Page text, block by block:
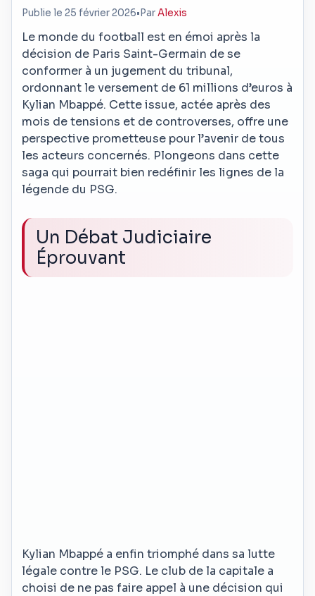
Publie le 25 février 2026• ParAlexis
Le monde du football est en émoi après la
décision de Paris Saint-Germain de se
conformer à un jugement du tribunal,
ordonnant le versement de 61 millions d’euros à
Kylian Mbappé. Cette issue, actée après des
mois de tensions et de controverses, offre une
perspective prometteuse pour l’avenir de tous
les acteurs concernés. Plongeons dans cette
saga qui pourrait bien redéfinir les lignes de la
légende du PSG.
Un Débat Judiciaire
Éprouvant
Kylian Mbappé a enfin triomphé dans sa lutte
légale contre le PSG. Le club de la capitale a
choisi de ne pas faire appel à une décision qui